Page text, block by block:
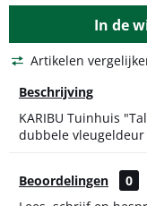
In de
Artikelen
Beschrijving
KARIBU Tuinhuis
dubbele
Beoordelingen
0